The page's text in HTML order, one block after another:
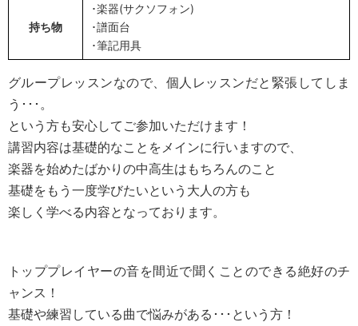
持ち物
･楽器(サクソフォン)
･譜面台
･筆記用具
グループレッスンなので、個人レッスンだと緊張してしま
う･･･。
という方も安心してご参加いただけます！
講習内容は基礎的なことをメインに行いますので、
楽器を始めたばかりの中高生はもちろんのこと
基礎をもう一度学びたいという大人の方も
楽しく学べる内容となっております。
トッププレイヤーの音を間近で聞くことのできる絶好のチ
ャンス！
基礎や練習している曲で悩みがある･･･という方！